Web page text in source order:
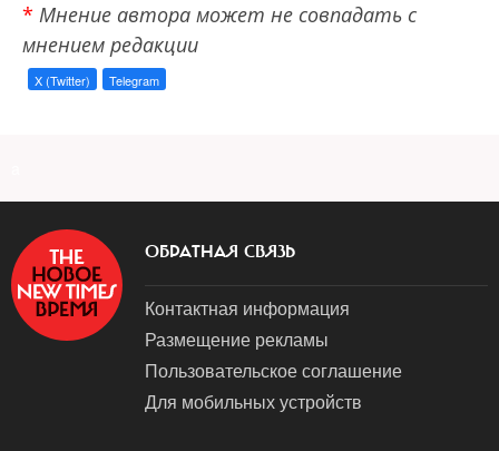
* Мнение автора может не совпадать с
мнением редакции
X (Twitter) Telegram
ОБРАТНАЯ СВЯЗЬ
Контактная информация
Размещение рекламы
Пользовательское соглашение
Для мобильных устройств